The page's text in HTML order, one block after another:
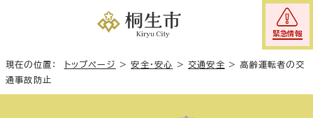
緊急情報
現在の位置： トップページ >安全・安心 > 交通安全 > 高齢運転者の交
通事故防止